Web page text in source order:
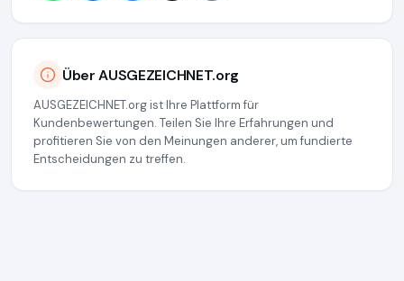
Über AUSGEZEICHNET.org
AUSGEZEICHNET.org ist Ihre Plattform für
Kundenbewertungen. Teilen Sie Ihre Erfahrungen und
profitieren Sie von den Meinungen anderer, um fundierte
Entscheidungen zu treffen.